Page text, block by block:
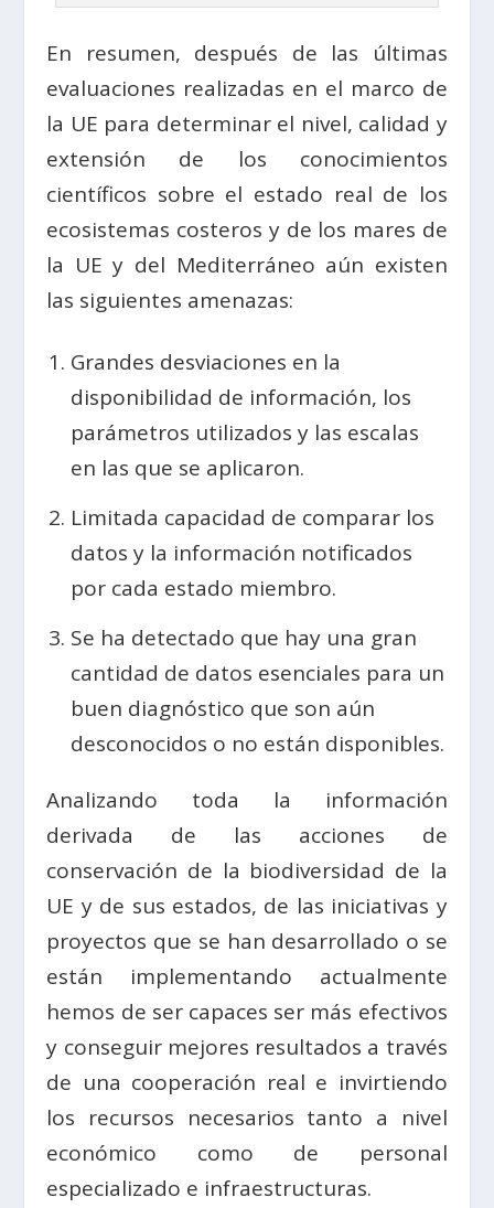
En resumen, después de las últimas
evaluaciones realizadas en el marco de
la UE para determinar el nivel, calidad y
extensión de los conocimientos
científicos sobre el estado real de los
ecosistemas costeros y de los mares de
la UE y del Mediterráneo aún existen
las siguientes amenazas:
Grandes desviaciones en la
disponibilidad de información, los
parámetros utilizados y las escalas
en las que se aplicaron.
Limitada capacidad de comparar los
datos y la información notificados
por cada estado miembro.
Se ha detectado que hay una gran
cantidad de datos esenciales para un
buen diagnóstico que son aún
desconocidos o no están disponibles.
Analizando toda la información
derivada de las acciones de
conservación de la biodiversidad de la
UE y de sus estados, de las iniciativas y
proyectos que se han desarrollado o se
están implementando actualmente
hemos de ser capaces ser más efectivos
y conseguir mejores resultados a través
de una cooperación real e invirtiendo
los recursos necesarios tanto a nivel
económico como de personal
especializado e infraestructuras.